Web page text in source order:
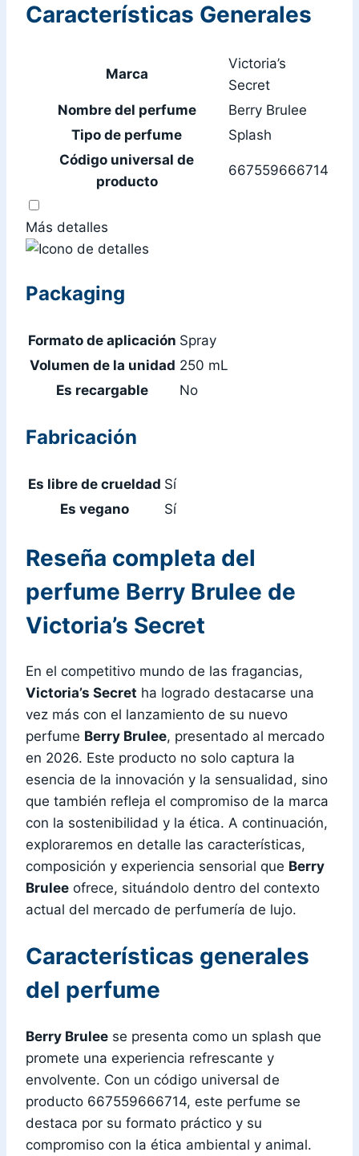
Características Generales
Marca
Victoria’s
Secret
Nombre del perfume
Berry Brulee
Tipo de perfume
Splash
Código universal de
producto
667559666714
Más detalles
Packaging
Formato de aplicación Spray
Volumen de la unidad 250 mL
Es recargable
No
Fabricación
Es libre de crueldad Sí
Es vegano
Sí
Reseña completa del
perfume Berry Brulee de
Victoria’s Secret
En el competitivo mundo de las fragancias,
Victoria’s Secret ha logrado destacarse una
vez más con el lanzamiento de su nuevo
perfume Berry Brulee, presentado al mercado
en 2026. Este producto no solo captura la
esencia de la innovación y la sensualidad, sino
que también refleja el compromiso de la marca
con la sostenibilidad y la ética. A continuación,
exploraremos en detalle las características,
composición y experiencia sensorial que Berry
Brulee ofrece, situándolo dentro del contexto
actual del mercado de perfumería de lujo.
Características generales
del perfume
Berry Brulee se presenta como un splash que
promete una experiencia refrescante y
envolvente. Con un código universal de
producto 667559666714, este perfume se
destaca por su formato práctico y su
compromiso con la ética ambiental y animal.